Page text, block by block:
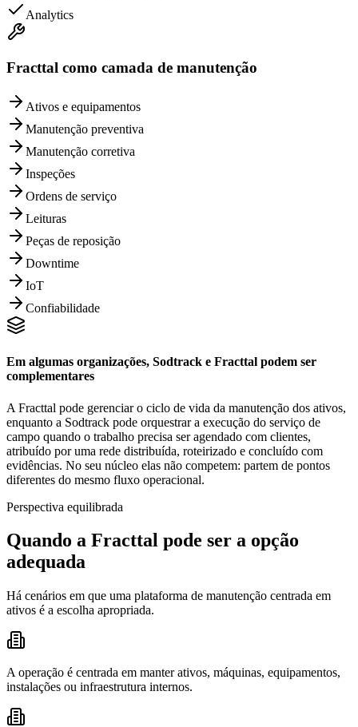
Analytics
Fracttal como camada de manutenção
Ativos e equipamentos
Manutenção preventiva
Manutenção corretiva
Inspeções
Ordens de serviço
Leituras
Peças de reposição
Downtime
IoT
Confiabilidade
Em algumas organizações, Sodtrack e Fracttal podem ser
complementares
A Fracttal pode gerenciar o ciclo de vida da manutenção dos ativos,
enquanto a Sodtrack pode orquestrar a execução do serviço de
campo quando o trabalho precisa ser agendado com clientes,
atribuído por uma rede distribuída, roteirizado e concluído com
evidências. No seu núcleo elas não competem: partem de pontos
diferentes do mesmo fluxo operacional.
Perspectiva equilibrada
Quando a Fracttal pode ser a opção
adequada
Há cenários em que uma plataforma de manutenção centrada em
ativos é a escolha apropriada.
A operação é centrada em manter ativos, máquinas, equipamentos,
instalações ou infraestrutura internos.